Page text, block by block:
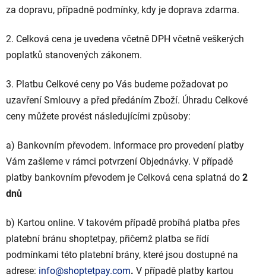
za dopravu, případně podmínky, kdy je doprava zdarma.
2. Celková cena je uvedena včetně DPH včetně veškerých
poplatků stanovených zákonem.
3. Platbu Celkové ceny po Vás budeme požadovat po
uzavření Smlouvy a před předáním Zboží. Úhradu Celkové
ceny můžete provést následujícími způsoby:
a) Bankovním převodem. Informace pro provedení platby
Vám zašleme v rámci potvrzení Objednávky. V případě
platby bankovním převodem je Celková cena splatná do 2
dnů
b) Kartou online. V takovém případě probíhá platba přes
platební bránu shoptetpay, přičemž platba se řídí
podmínkami této platební brány, které jsou dostupné na
adrese: info@shoptetpay.com. V případě platby kartou